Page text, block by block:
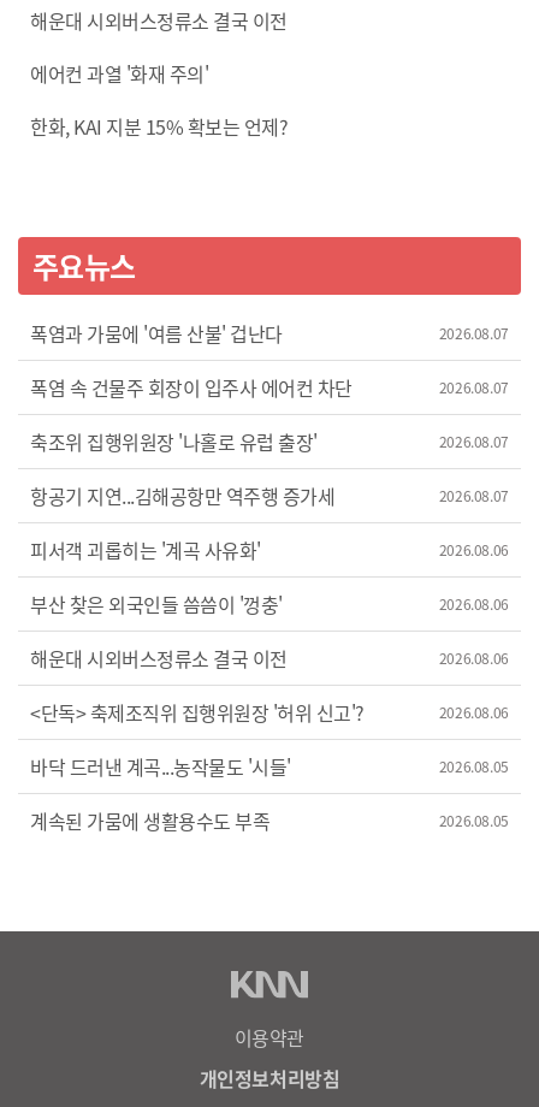
해운대 시외버스정류소 결국 이전
에어컨 과열 '화재 주의'
한화, KAI 지분 15% 확보는 언제?
주요뉴스
폭염과 가뭄에 '여름 산불' 겁난다 2026.08.07
폭염 속 건물주 회장이 입주사 에어컨 차단 2026.08.07
축조위 집행위원장 '나홀로 유럽 출장' 2026.08.07
항공기 지연...김해공항만 역주행 증가세 2026.08.07
피서객 괴롭히는 '계곡 사유화' 2026.08.06
부산 찾은 외국인들 씀씀이 '껑충' 2026.08.06
해운대 시외버스정류소 결국 이전 2026.08.06
<단독> 축제조직위 집행위원장 '허위 신고'? 2026.08.06
바닥 드러낸 계곡...농작물도 '시들' 2026.08.05
계속된 가뭄에 생활용수도 부족 2026.08.05
이용약관
개인정보처리방침